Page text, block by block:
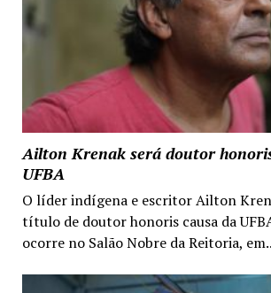
Ailton Krenak será doutor
UFBA
O líder indígena e escritor Ailton
título de doutor honoris causa da
ocorre no Salão Nobre da Reitoria,